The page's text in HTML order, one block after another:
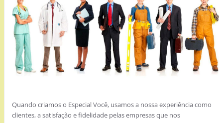
Quando criamos o Especial Você, usamos a nossa experiência como
clientes, a satisfação e fidelidade pelas empresas que nos